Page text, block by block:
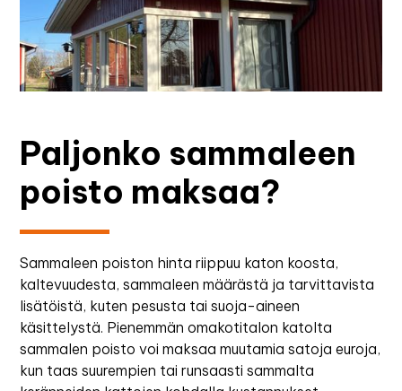
Paljonko sammaleen
poisto maksaa?
Sammaleen poiston hinta riippuu katon koosta,
kaltevuudesta, sammaleen määrästä ja tarvittavista
lisätöistä, kuten pesusta tai suoja-aineen
käsittelystä. Pienemmän omakotitalon katolta
sammalen poisto voi maksaa muutamia satoja euroja,
kun taas suurempien tai runsaasti sammalta